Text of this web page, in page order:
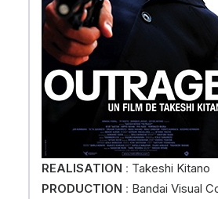
REALISATION : Takeshi Kitano
PRODUCTION : Bandai Visual